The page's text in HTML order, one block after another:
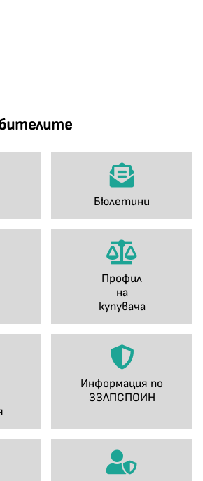
Бюлетини
Профил
на
купувача
Информация по
ЗЗЛПСПОИН